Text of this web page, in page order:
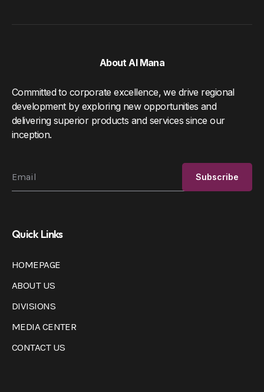
About Al Mana
Committed to corporate excellence, we drive regional
development by exploring new opportunities and
delivering superior products and services since our
inception.
Quick Links
HOMEPAGE
ABOUT US
DIVISIONS
MEDIA CENTER
CONTACT US